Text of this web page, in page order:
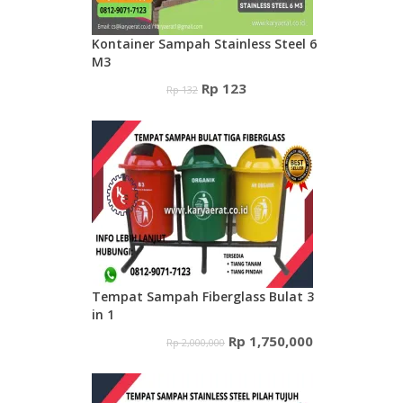
Kontainer Sampah Stainless Steel 6
M3
Rp132 Harga
adalah:
Rp 132.
Rp 123Harga
ini
adalah:
Rp 123.
Tempat Sampah Fiberglass Bulat 3
in 1
Rp2,000,000 Harga
adalah:
Rp 1,750,000Harga